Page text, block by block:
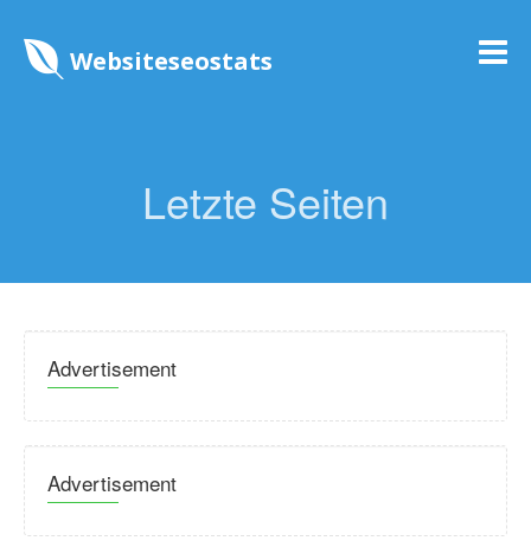
Websiteseostats
Letzte Seiten
Advertisement
Advertisement